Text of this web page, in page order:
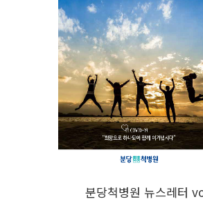
분당척병원 뉴스레터